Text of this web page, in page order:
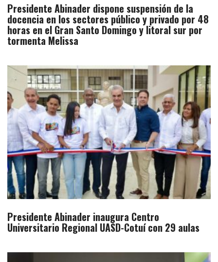
Presidente Abinader dispone suspensión de la
docencia en los sectores público y privado por 48
horas en el Gran Santo Domingo y litoral sur por
tormenta Melissa
Presidente Abinader inaugura Centro
Universitario Regional UASD-Cotuí con 29 aulas